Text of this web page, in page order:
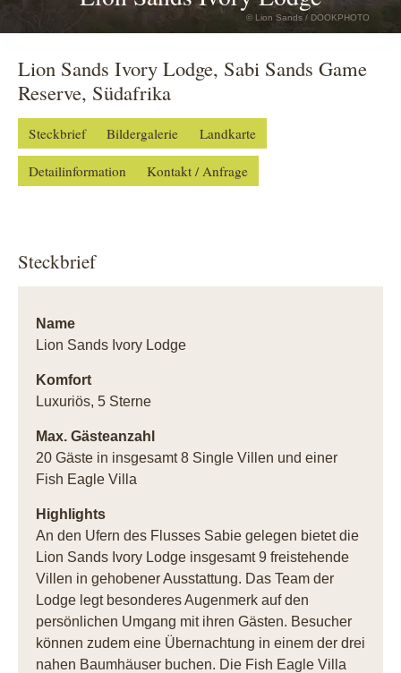
© Lion Sands / DOOKPHOTO
Lion Sands Ivory Lodge, Sabi Sands Game
Reserve, Südafrika
Steckbrief Bildergalerie Landkarte
Detailinformation Kontakt / Anfrage
Steckbrief
Name
Lion Sands Ivory Lodge
Komfort
Luxuriös, 5 Sterne
Max. Gästeanzahl
20 Gäste in insgesamt 8 Single Villen und einer
Fish Eagle Villa
Highlights
An den Ufern des Flusses Sabie gelegen bietet die
Lion Sands Ivory Lodge insgesamt 9 freistehende
Villen in gehobener Ausstattung. Das Team der
Lodge legt besonderes Augenmerk auf den
persönlichen Umgang mit ihren Gästen. Besucher
können zudem eine Übernachtung in einem der drei
nahen Baumhäuser buchen. Die Fish Eagle Villa